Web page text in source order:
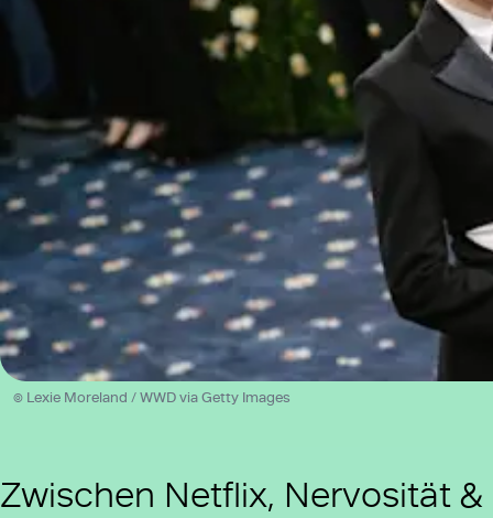
© Lexie Moreland / WWD via Getty Images
Zwischen Netflix, Nervosität